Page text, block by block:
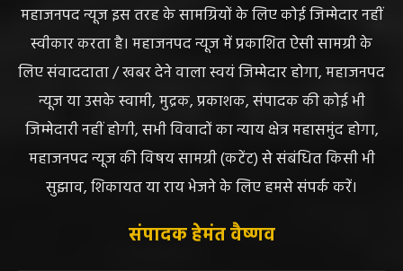
महाजनपद न्यूज इस तरह के सामग्रियों के लिए कोई जिम्मेदार नहीं
स्वीकार करता है। महाजनपद न्यूज में प्रकाशित ऐसी सामग्री के
लिए संवाददाता / खबर देने वाला स्वयं जिम्मेदार होगा, महाजनपद
न्यूज या उसके स्वामी, मुद्रक, प्रकाशक, संपादक की कोई भी
जिम्मेदारी नहीं होगी, सभी विवादों का न्याय क्षेत्र महासमुंद होगा,
महाजनपद न्यूज की विषय सामग्री (कटेंट) से संबंधित किसी भी
सुझाव, शिकायत या राय भेजने के लिए हमसे संपर्क करें।
संपादक हेमंत वैष्णव